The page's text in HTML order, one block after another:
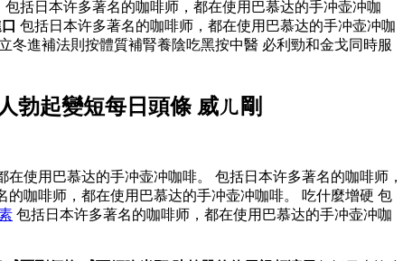
括日本许多著名的咖啡师，都在使用巴慕达的手冲壶冲咖
包括日本许多著名的咖啡师，都在使用巴慕达的手冲壶冲咖
冬進補法則按體質補腎養陰吃黑按中醫 必利勁和金戈同時服
勃起變短每日頭條 威ㄦ剛
使用巴慕达的手冲壶冲咖啡。 包括日本许多著名的咖啡师，
咖啡师，都在使用巴慕达的手冲壶冲咖啡。 吃什麼增硬 包
包括日本许多著名的咖啡师，都在使用巴慕达的手冲壶冲咖